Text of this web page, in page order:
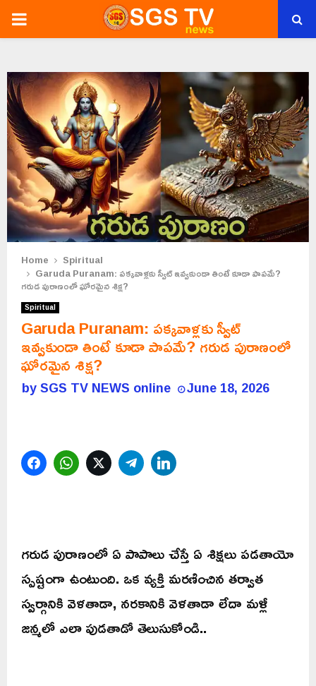
PRIMARY
Home Spiritual
Garuda Puranam: పక్కవాళ్లకు స్వీట్ ఇవ్వకుండా తింటే కూడా పాపమే?
గరుడ పురాణంలో ఘోరమైన శిక్ష?
Spiritual
Garuda Puranam: పక్కవాళ్లకు స్వీట్
ఇవ్వకుండా తింటే కూడా పాపమే? గరుడ పురాణంలో
ఘోరమైన శిక్ష?
bySGS TV NEWS online June 18, 2026
FacebookWhatsAppTwitterTelegram
గరుడ పురాణంలో ఏ పాపాలు చేస్తే ఏ శిక్షలు పడతాయో
స్పష్టంగా ఉంటుంది. ఒక వ్యక్తి మరణించిన తర్వాత
స్వర్గానికి వెళతాడా, నరకానికి వెళతాడా లేదా మళ్లీ
జన్మలో ఎలా పుడతాడో తెలుసుకోండి..